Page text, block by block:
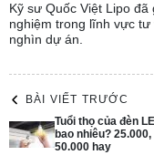
Kỹ sư Quốc Việt Lipo
nghiệm trong lĩnh vực
nghìn dự án.
BÀI VIẾT TRƯỚC
Tuổi thọ của đèn
bao nhiêu? 25.000,
50.000 hay